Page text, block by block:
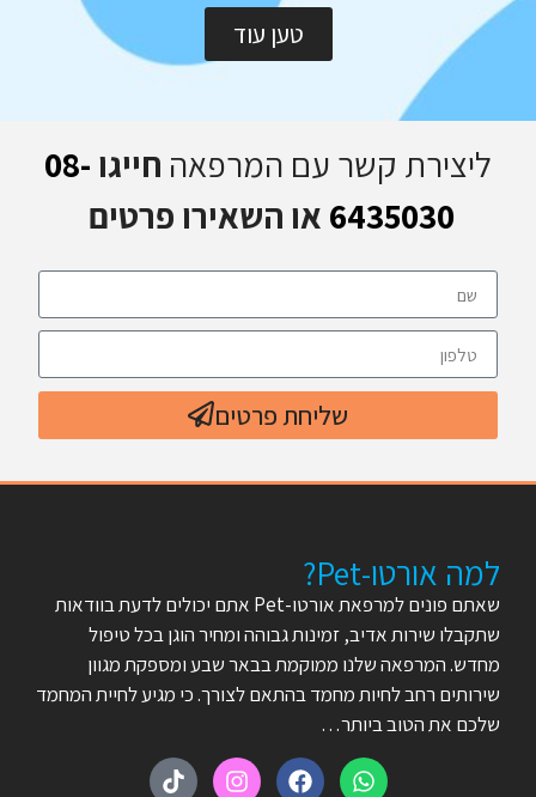
טען עוד
ליצירת קשר עם המרפאה חייגו 08-
6435030 או השאירו פרטים
שליחת פרטים
למה אורטו-Pet?
שאתם פונים למרפאת אורטו-Pet אתם יכולים לדעת בוודאות
שתקבלו שירות אדיב, זמינות גבוהה ומחיר הוגן בכל טיפול
מחדש. המרפאה שלנו ממוקמת בבאר שבע ומספקת מגוון
שירותים רחב לחיות מחמד בהתאם לצורך. כי מגיע לחיית המחמד
שלכם את הטוב ביותר…